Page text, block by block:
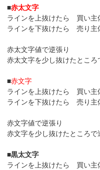
■赤太文字
ラインを上抜けたら 買い主
ラインを下抜けたら 売り主
赤太文字値で逆張り
赤太文字を少し抜けたところ
■赤文字
ラインを上抜けたら 買い主
ラインを下抜けたら 売り主
赤文字値で逆張り
赤文字を少し抜けたところで
■黒太文字
ラインを上抜けたら 買い主